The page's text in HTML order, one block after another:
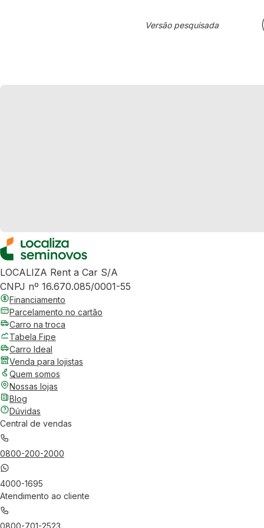
Versão pesquisada
LOCALIZA Rent a Car S/A
CNPJ nº 16.670.085/0001-55
Financiamento
Parcelamento no cartão
Carro na troca
Tabela Fipe
Carro Ideal
Venda para lojistas
Quem somos
Nossas lojas
Blog
Dúvidas
Central de vendas
0800-200-2000
4000-1695
Atendimento ao cliente
0800-701-2523